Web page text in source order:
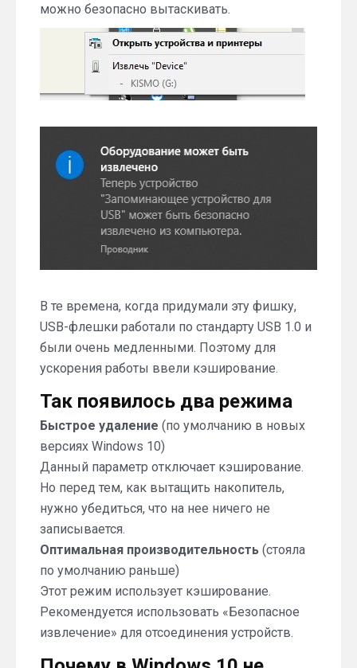
можно безопасно вытаскивать.
В те времена, когда придумали эту фишку,
USB-флешки работали по стандарту USB 1.0 и
были очень медленными. Поэтому для
ускорения работы ввели кэширование.
Так появилось два режима
Быстрое удаление (по умолчанию в новых
версиях Windows 10)
Данный параметр отключает кэширование.
Но перед тем, как вытащить накопитель,
нужно убедиться, что на нее ничего не
записывается.
Оптимальная производительность (стояла
по умолчанию раньше)
Этот режим использует кэширование.
Рекомендуется использовать «Безопасное
извлечение» для отсоединения устройств.